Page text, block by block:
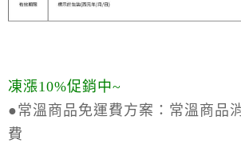
凍漲10%促銷中~
●常溫商品免運費方案： 常溫商品
費